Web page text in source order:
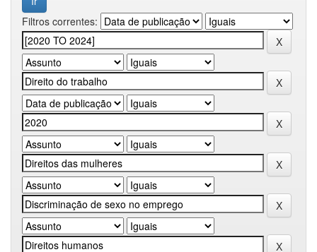
Filtros correntes: